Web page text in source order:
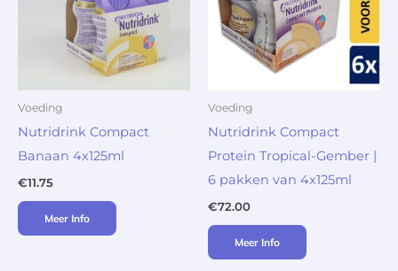
Voeding
Nutridrink Compact
Banaan 4x125ml
€11.75
Meer Info
Voeding
Nutridrink Compact
Protein Tropical-Gember |
6 pakken van 4x125ml
€72.00
Meer Info